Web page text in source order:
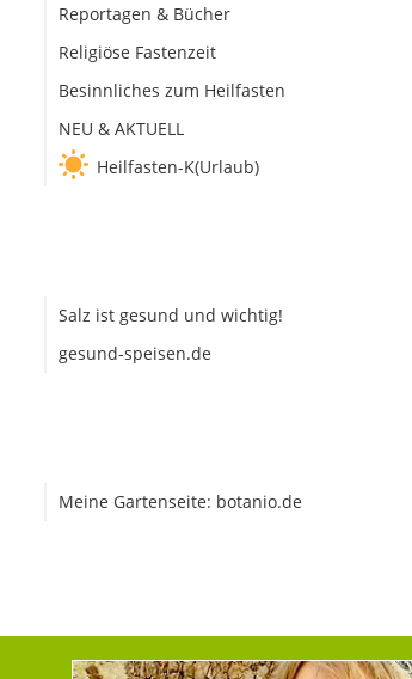
Reportagen & Bücher
Religiöse Fastenzeit
Besinnliches zum Heilfasten
NEU & AKTUELL
Heilfasten-K(Urlaub)
Salz ist gesund und wichtig!
gesund-speisen.de
Meine Gartenseite: botanio.de